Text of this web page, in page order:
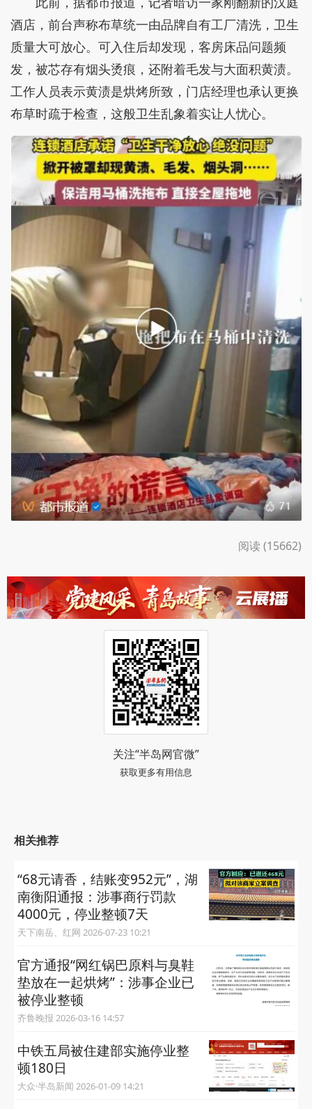
酒店，前台声称布草统一由品牌自有工厂清洗，卫生
质量大可放心。可入住后却发现，客房床品问题频
发，被芯存有烟头烫痕，还附着毛发与大面积黄渍。
工作人员表示黄渍是烘烤所致，门店经理也承认更换
布草时疏于检查，这般卫生乱象着实让人忧心。
阅读 (15662)
关注“半岛网官微”
获取更多有用信息
相关推荐
“68元请香，结账变952元”，湖
南衡阳通报：涉事商行罚款
4000元，停业整顿7天
天下南岳、红网 2026-07-23 10:21
官方通报“网红锅巴原料与臭鞋
垫放在一起烘烤”：涉事企业已
被停业整顿
齐鲁晚报 2026-03-16 14:57
中铁五局被住建部实施停业整
顿180日
大众·半岛新闻 2026-01-09 14:21